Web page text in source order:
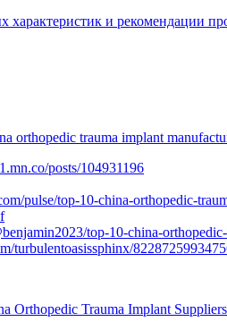
характеристик и рекомендации
orthopedic trauma implant
posts/104931196
pulse/top-10-china-orthopedic-
top-10-china-
turbulentoasissphinx/
Orthopedic Trauma Implant Suppliers